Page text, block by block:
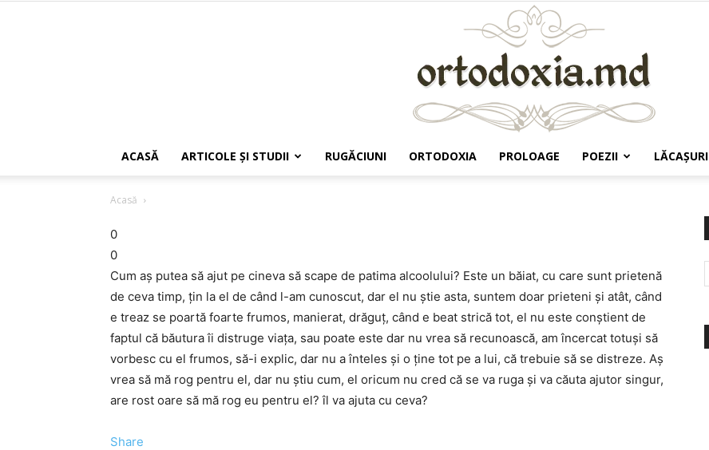
ACASĂ ARTICOLE ŞI STUDII RUGĂCIUNI ORTODOXIA PROLOAGE POEZII LĂCAŞURI
Acasă
0
0
Cum aș putea să ajut pe cineva să scape de patima alcoolului? Este un băiat, cu care sunt prietenă
de ceva timp, țin la el de când l-am cunoscut, dar el nu știe asta, suntem doar prieteni și atât, când
e treaz se poartă foarte frumos, manierat, drăguț, când e beat strică tot, el nu este conștient de
faptul că băutura îi distruge viața, sau poate este dar nu vrea să recunoască, am încercat totuși să
vorbesc cu el frumos, să-i explic, dar nu a înteles și o ține tot pe a lui, că trebuie să se distreze. Aș
vrea să mă rog pentru el, dar nu știu cum, el oricum nu cred că se va ruga și va căuta ajutor singur,
are rost oare să mă rog eu pentru el? îl va ajuta cu ceva?
Share